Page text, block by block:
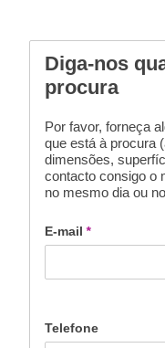
Diga-nos
procura
Por favor, forneça
que está à procura
dimensões,
contacto consigo o
no mesmo dia ou
E-mail *
Telefone